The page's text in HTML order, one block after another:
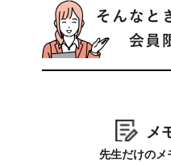
メ
先生だけのメ